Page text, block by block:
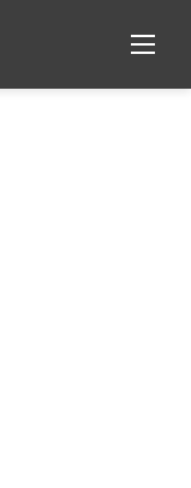
القائمة